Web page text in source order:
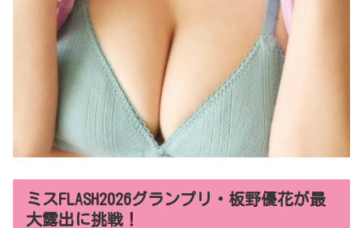
ミスFLASH2026グランプリ・板野優花が最
大露出に挑戦！